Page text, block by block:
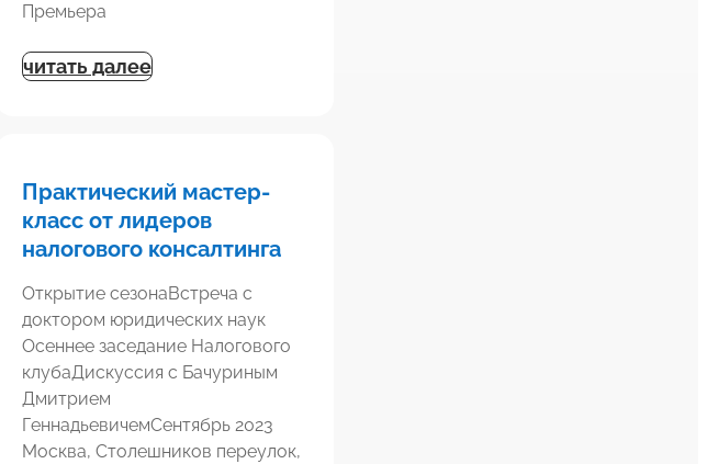
Премьера
читать далее
Практический мастер-
класс от лидеров
налогового консалтинга
Открытие сезонаВстреча с
доктором юридических наук
Осеннее заседание Налогового
клубаДискуссия с Бачуриным
Дмитрием
ГеннадьевичемСентябрь 2023
Москва, Столешников переулок,